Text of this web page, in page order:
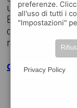
un/una figura
Backoffice
della funzione
ruolo chi...
clicca per
preferenze.
all'uso di tutti i
"Impostazioni"
Privacy Policy